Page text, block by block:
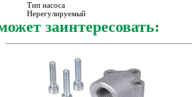
Тип насоса
Нерегулируемый
заинтересовать: